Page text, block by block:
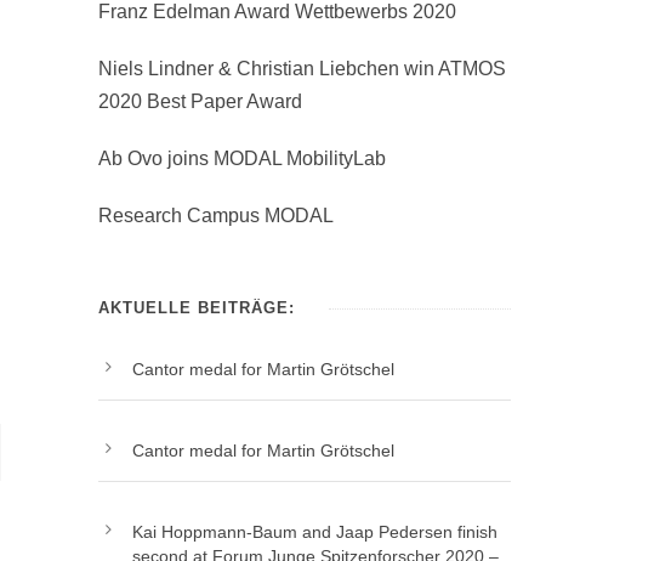
Franz Edelman Award Wettbewerbs 2020
Niels Lindner & Christian Liebchen win ATMOS
2020 Best Paper Award
Ab Ovo joins MODAL MobilityLab
Research Campus MODAL
AKTUELLE BEITRÄGE:
Cantor medal for Martin Grötschel
Cantor medal for Martin Grötschel
Kai Hoppmann-Baum and Jaap Pedersen finish
second at Forum Junge Spitzenforscher 2020 –